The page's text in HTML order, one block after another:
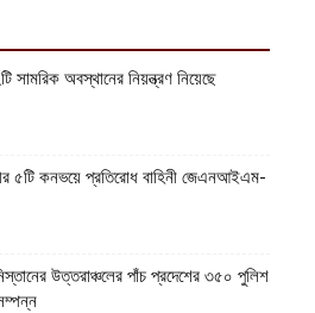
সামরিক অবস্থানের নিয়ন্ত্রণ নিয়েছে
৫টি কনভয়ে প্রতিরোধ বাহিনী জেএনআইএম-
উত্তরাঞ্চলের পাঁচ প্রদেশের ৩৫০ পুলিশ